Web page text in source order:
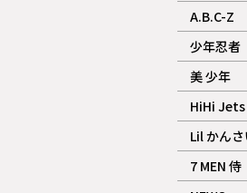
記事
A.B.C-Z
記事
ギャラ
少年忍者
記事
美 少年
記事
HiHi Jets
記事
Lil かんさ
記事
7 MEN 侍
記事